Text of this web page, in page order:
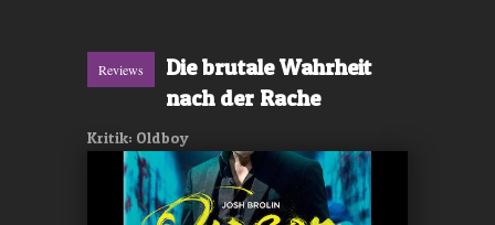
Reviews
Die brutale Wahrheit
nach der Rache
Kritik: Oldboy